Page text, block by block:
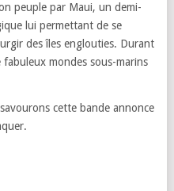
peuple par Maui, un demi-
lui permettant de se
des îles englouties. Durant
mondes sous-marins
cette bande annonce